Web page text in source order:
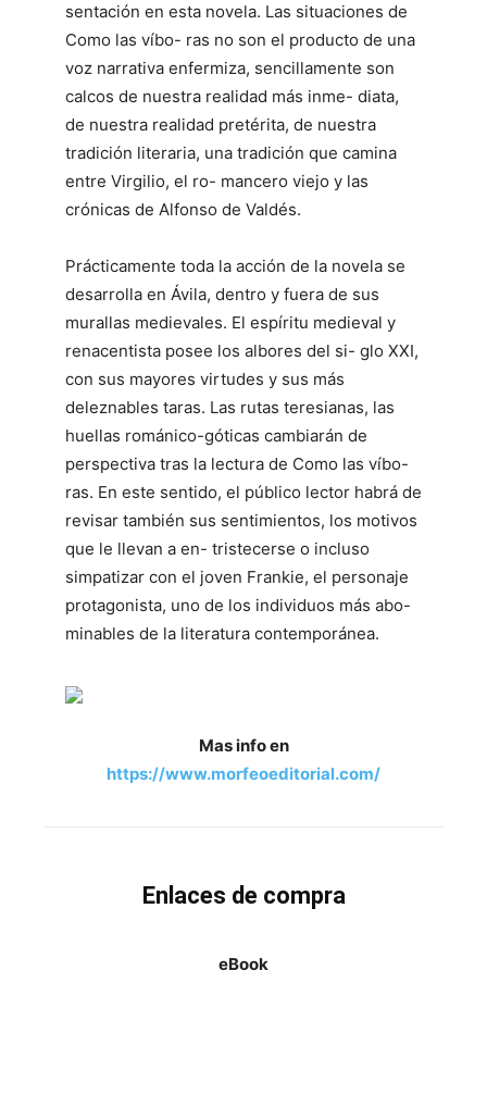
sentación en esta novela. Las situaciones de
Como las víbo- ras no son el producto de una
voz narrativa enfermiza, sencillamente son
calcos de nuestra realidad más inme- diata,
de nuestra realidad pretérita, de nuestra
tradición literaria, una tradición que camina
entre Virgilio, el ro- mancero viejo y las
crónicas de Alfonso de Valdés.
Prácticamente toda la acción de la novela se
desarrolla en Ávila, dentro y fuera de sus
murallas medievales. El espíritu medieval y
renacentista posee los albores del si- glo XXI,
con sus mayores virtudes y sus más
deleznables taras. Las rutas teresianas, las
huellas románico-góticas cambiarán de
perspectiva tras la lectura de Como las víbo-
ras. En este sentido, el público lector habrá de
revisar también sus sentimientos, los motivos
que le llevan a en- tristecerse o incluso
simpatizar con el joven Frankie, el personaje
protagonista, uno de los individuos más abo-
minables de la literatura contemporánea.
Mas info en
https://www.morfeoeditorial.com/
Enlaces de compra
eBook